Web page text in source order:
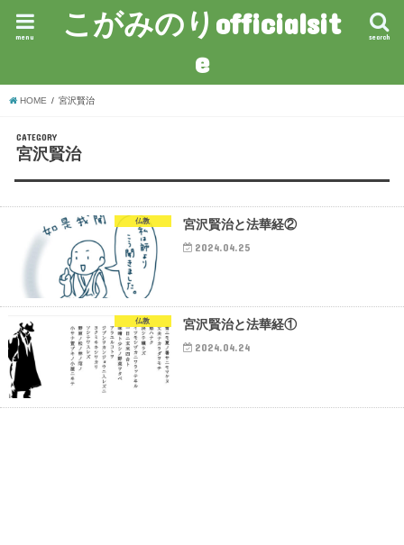
こがみのりofficialsit
e
search
menu
HOME 宮沢賢治
CATEGORY
宮沢賢治
仏教 宮沢賢治と法華経②
2024.04.25
仏教 宮沢賢治と法華経①
2024.04.24